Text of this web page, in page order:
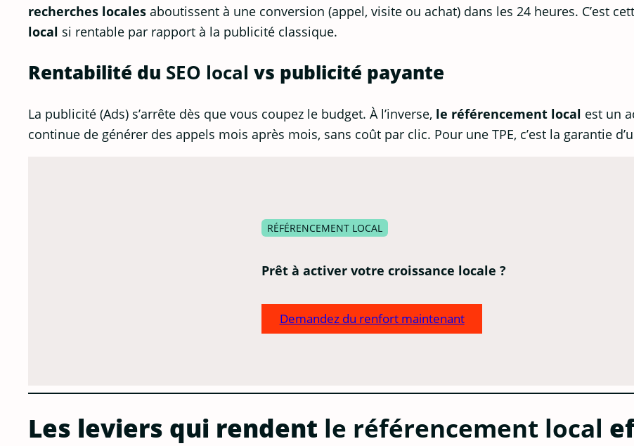
recherches locales aboutissent à une conversion (appel, visite ou achat) dans les 24 heures. C’est
local si rentable par rapport à la publicité classique.
Rentabilité du SEO local vs publicité payante
La publicité (Ads) s’arrête dès que vous coupez le budget. À l’inverse, le référencement local est un
continue de générer des appels mois après mois, sans coût par clic. Pour une TPE, c’est la garantie
RÉFÉRENCEMENT LOCAL
Prêt à activer votre croissance locale ?
Demandez du renfort maintenant
Les leviers qui rendent le référencement local